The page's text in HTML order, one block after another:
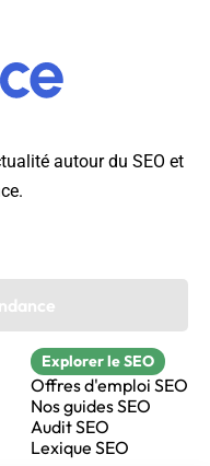
autour du SEO et
Explorer le SEO
Offres d'emploi SEO
Nos guides SEO
Audit SEO
Lexique SEO